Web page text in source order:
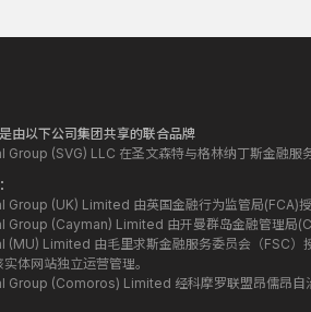
由以下公司集团共享的联合品牌
Group (SVG) LLC 在圣文森特与格林纳丁斯金融服
Group (UK) Limited 由英国金融行为监管局(FCA)
Group (Cayman) Limited 由开曼群岛金融管理局
(MU) Limited 由毛里求斯金融服务委员会（FSC
体网站独立运营管理。
Group (Comoros) Limited 经科摩罗联盟昂儒昂